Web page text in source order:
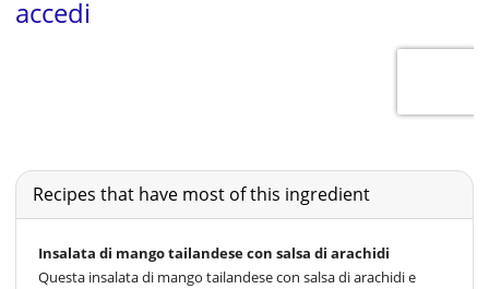
Recipes that have most of this ingredient
Insalata di mango tailandese con salsa di arachidi
Questa insalata di mango tailandese con salsa di arachidi e